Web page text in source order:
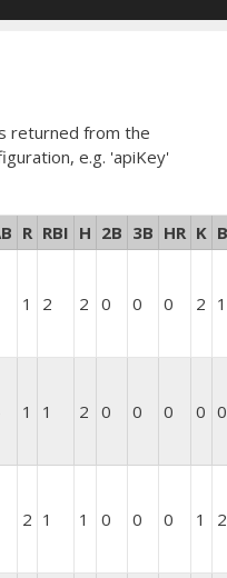
returned from the
e.g. 'apiKey'
R RBI H 2B 3B HR K
1 2 2 0 0 0 2 1
1 1 2 0 0 0 0 0
2 1 1 0 0 0 1 2